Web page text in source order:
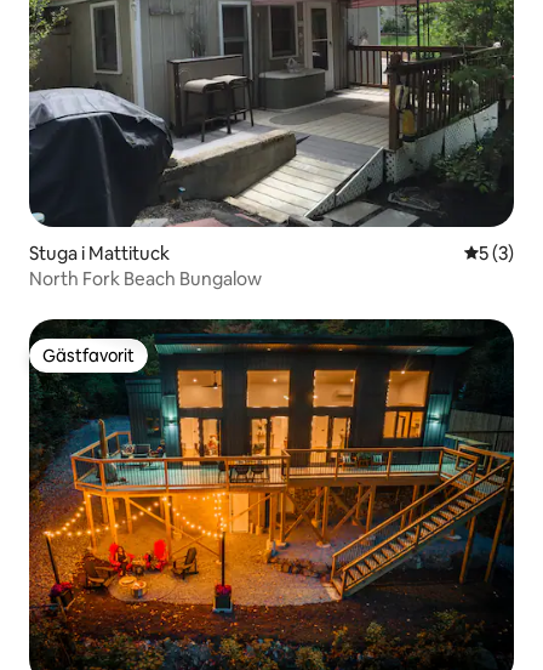
Stuga i Mattituck 5 av 5 i
5 (3)
North Fork Beach Bungalow
Gästfavorit
Gästfavorit